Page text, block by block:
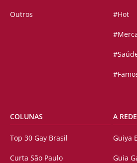
Outros #Hot
COLUNAS
Top 30 Gay Brasil
Curta São Paulo
A REDE
Guiya
Guia